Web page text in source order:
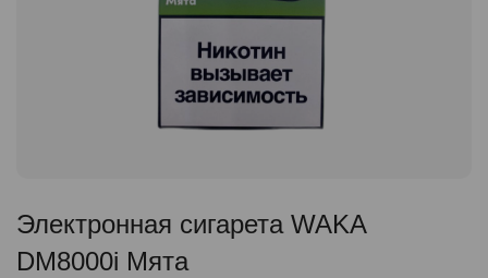
Электронная сигарета WAKA
DM8000i Мята